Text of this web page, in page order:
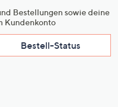
Bestellungen sowie deine
Kundenkonto
Bestell-Status